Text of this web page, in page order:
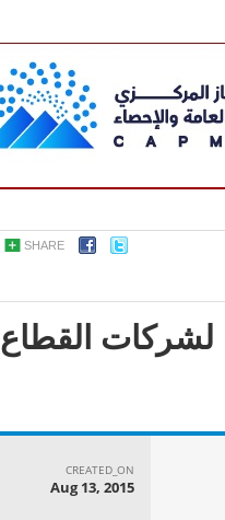
SHARE
لشركات القطاع
CREATED_ON
Aug 13, 2015